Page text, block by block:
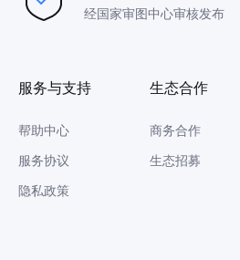
经国家审图中心审核发布
服务与支持
帮助中心
服务协议
隐私政策
生态合作
商务合作
生态招募